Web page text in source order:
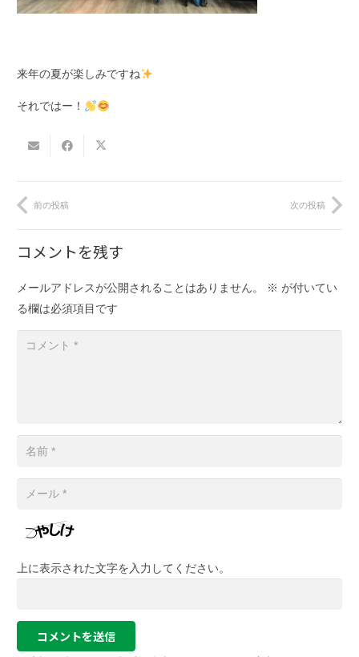
来年の夏が楽しみですね
それではー！
前の投稿 次の投稿
コメントを残す
メールアドレスが公開されることはありません。 ※ が付いてい
る欄は必須項目です
上に表示された文字を入力してください。
コメントを送信